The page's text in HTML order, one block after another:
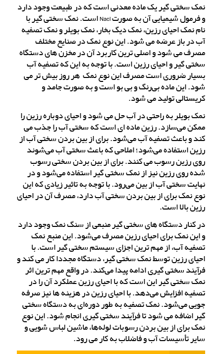
نمک سختی گیر یک ماده معدنی است که در طبیعت وجود دارد
و فرمول شیمیایی آن به صورت Nacl است. نمک سختی گیر با
نام نمک احیای رزین، نمک دیگ بخار، نمک بویلر و نمک تصفیه
آب در باز عرضه می شود. این نوع نمک در صنایع مختلف
مصرف می شود و اصلی ترین کاربرد آن در مخزن های دستگاه
سختی گیر و احیای رزین است. با توجه به این که تصفیه آب
بسیار ضروری است مصرف این نوع نمک هر روز بیش تر می
شود. این ماده بی‌رنگ و بی بو است و به صورت جامد و
کریستالی تولید می شود.
نمک بویلر به راحتی در آب حل می شود و احیای دوباره رزین را
ممکن می‌سازد. رزین ماده ای است که سختی آب را جذب می
کند و باعث تصفیه آب می‌شود. برای از بین بردن سختی آب از
رزین استفاده می‌شود؛ املاحی که باعث سختی آب می‌شوند
روی رزین رسوب می کنند. برای از بین بردن سختی رسوب
شده روی رزین نیز از نمک سختی گیر استفاده می‌شود و در
نهایت سختی آب از بین می‌رود. با توجه به تاثیر زیادی که این
نوع نمک برای از بین بردن سختی آب دارد، مصرف آن در احیای
رزین بالا است.
در کنار دستگاه های سختی گیر منبعی از سنگ نمک وجود دارد
و این نمک برای احیای رزین مصرف می‌شود. این منبع نمک
تصفیه آب، از مهم ترین اجزای سیستم سختی گیر است. با
احیای رزین توسط نمک سختی گیر، دستگاه مجددا کار می کند و
فرآیند سختی گیری ادامه پیدا می‌کند. در واقع مهم ترین اثر
نمک سختی گیر این است که با احیای رزین عملکرد آن را در
تصفیه افزایش می‌دهد. با احیای رزین در هزینه ها نیز صرفه
جویی می‌شود. نمک تصفیه به طور دوره‌ای به دستگاه سختی
گیر اضافه می شود تا فرآیند سختی گیری انجام شود. این نوع
نمک برای از بین بردن رسوبات لوله‌ها، ماشین لباس شویی و
سایر تأسیسات آب و فاضلاب به کار می رود.